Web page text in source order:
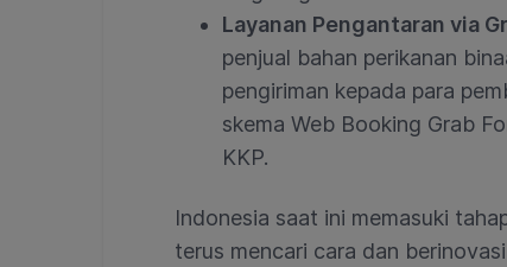
Layanan Pengantaran via
penjual bahan perikanan
pengiriman kepada para
skema Web Booking Grab
KKP.
Indonesia saat ini memasuki
terus mencari cara dan